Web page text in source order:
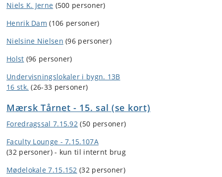
Niels K. Jerne (500 personer)
Henrik Dam (106 personer)
Nielsine Nielsen (96 personer)
Holst (96 personer)
Undervisningslokaler i bygn. 13B
16 stk. (26-33 personer)
Mærsk Tårnet - 15. sal (se kort)
Foredragssal 7.15.92 (50 personer)
Faculty Lounge - 7.15.107A
(32 personer) - kun til internt brug
Mødelokale 7.15.152 (32 personer)